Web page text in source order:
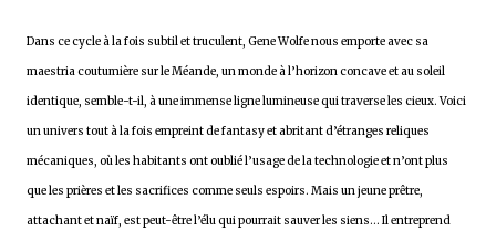
Dans ce cycle à la fois subtil et truculent, Gene Wolfe nous emporte avec sa
maestria coutumière sur le Méande, un monde à l’horizon concave et au soleil
identique, semble-t-il, à une immense ligne lumineuse qui traverse les cieux. Voici
un univers tout à la fois empreint de fantasy et abritant d’étranges reliques
mécaniques, où les habitants ont oublié l’usage de la technologie et n’ont plus
que les prières et les sacrifices comme seuls espoirs. Mais un jeune prêtre,
attachant et naïf, est peut-être l’élu qui pourrait sauver les siens… Il entreprend